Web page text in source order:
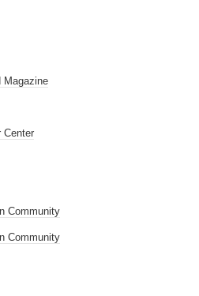
Magazine
Center
Community
Community